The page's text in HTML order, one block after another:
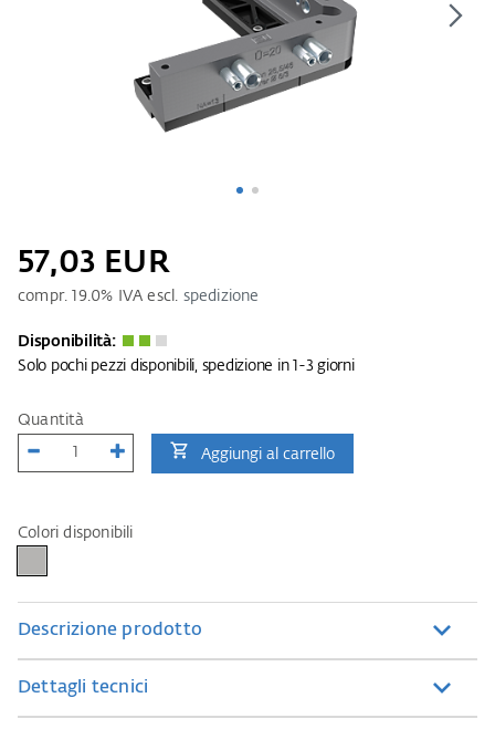
57,03 EUR
compr.19.0% IVA escl. spedizione
Disponibilità:
Solo pochi pezzi disponibili, spedizione in 1-3 giorni
Quantità
Aggiungi al carrello
Colori disponibili
Descrizione prodotto
Dettagli tecnici